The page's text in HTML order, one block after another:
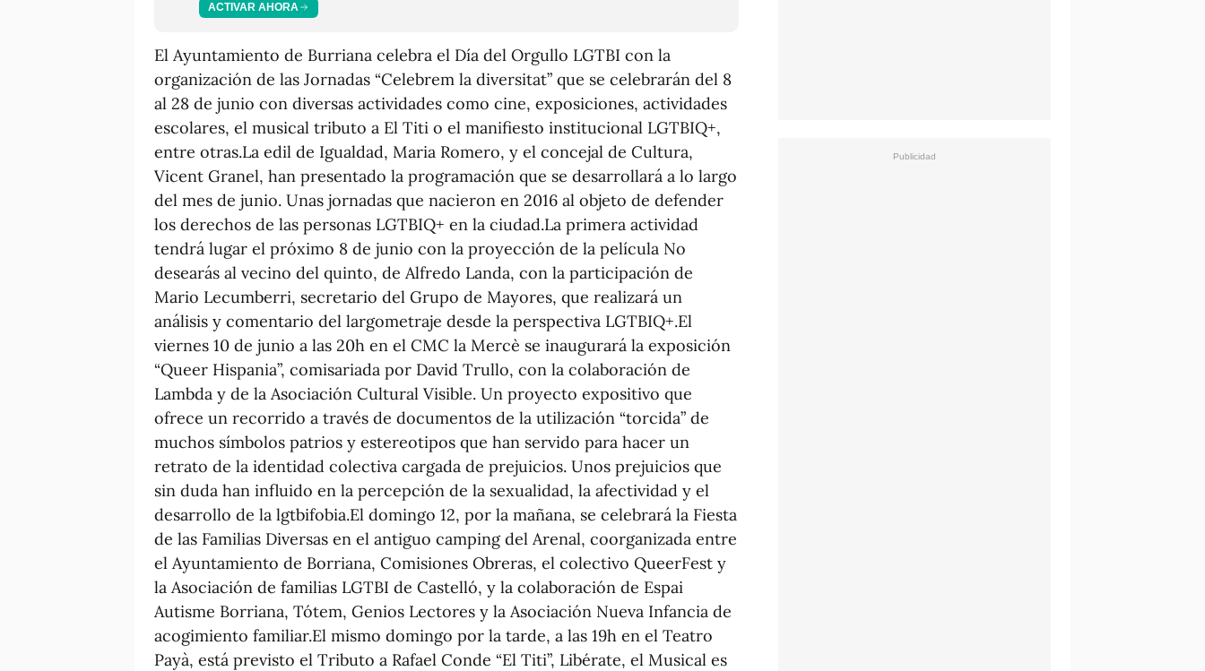
ACTIVAR AHORA
El Ayuntamiento de Burriana celebra el Día del Orgullo LGTBI con la
organización de las Jornadas “Celebrem la diversitat” que se celebrarán del 8
al 28 de junio con diversas actividades como cine, exposiciones, actividades
escolares, el musical tributo a El Titi o el manifiesto institucional LGTBIQ+,
entre otras.La edil de Igualdad, Maria Romero, y el concejal de Cultura,
Vicent Granel, han presentado la programación que se desarrollará a lo largo
del mes de junio. Unas jornadas que nacieron en 2016 al objeto de defender
los derechos de las personas LGTBIQ+ en la ciudad.La primera actividad
tendrá lugar el próximo 8 de junio con la proyección de la película No
desearás al vecino del quinto, de Alfredo Landa, con la participación de
Mario Lecumberri, secretario del Grupo de Mayores, que realizará un
análisis y comentario del largometraje desde la perspectiva LGTBIQ+.El
viernes 10 de junio a las 20h en el CMC la Mercè se inaugurará la exposición
“Queer Hispania”, comisariada por David Trullo, con la colaboración de
Lambda y de la Asociación Cultural Visible. Un proyecto expositivo que
ofrece un recorrido a través de documentos de la utilización “torcida” de
muchos símbolos patrios y estereotipos que han servido para hacer un
retrato de la identidad colectiva cargada de prejuicios. Unos prejuicios que
sin duda han influido en la percepción de la sexualidad, la afectividad y el
desarrollo de la lgtbifobia.El domingo 12, por la mañana, se celebrará la Fiesta
de las Familias Diversas en el antiguo camping del Arenal, coorganizada entre
el Ayuntamiento de Borriana, Comisiones Obreras, el colectivo QueerFest y
la Asociación de familias LGTBI de Castelló, y la colaboración de Espai
Autisme Borriana, Tótem, Genios Lectores y la Asociación Nueva Infancia de
acogimiento familiar.El mismo domingo por la tarde, a las 19h en el Teatro
Payà, está previsto el Tributo a Rafael Conde “El Titi”, Libérate, el Musical es